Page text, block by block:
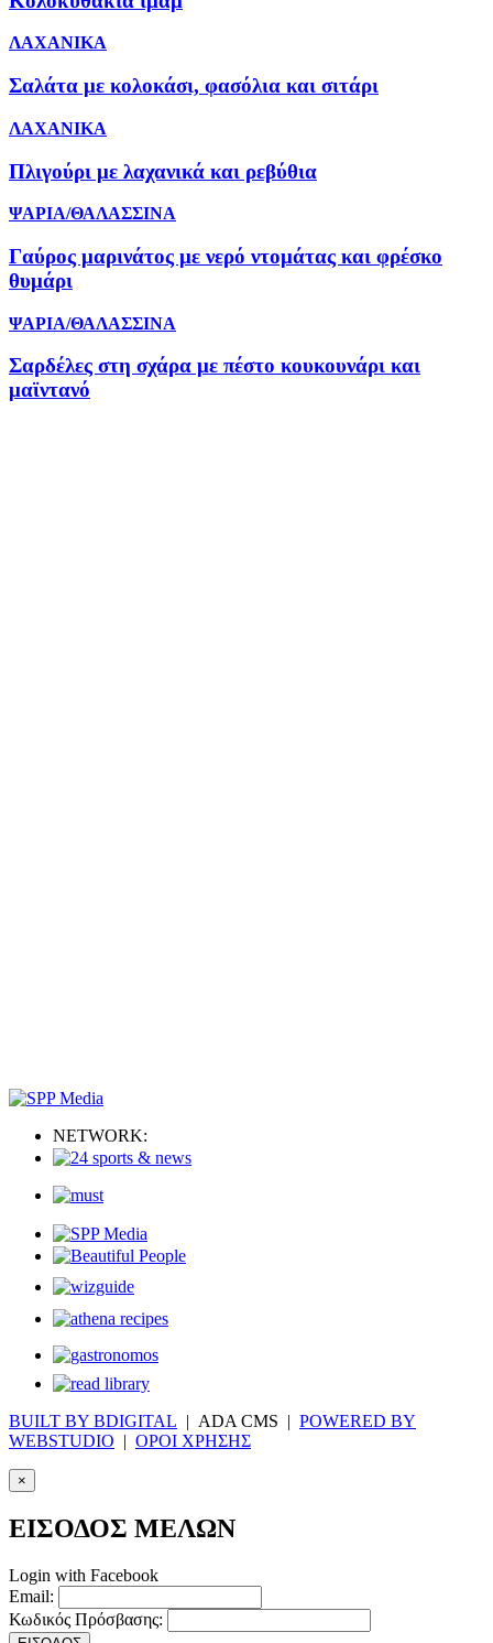
ΛΑΧΑΝΙΚΑ
Σαλάτα με κολοκάσι, φασόλια και σιτάρι
ΛΑΧΑΝΙΚΑ
Πλιγούρι με λαχανικά και ρεβύθια
ΨΑΡΙΑ/ΘΑΛΑΣΣΙΝΑ
Γαύρος μαρινάτος με νερό ντομάτας και φρέσκο
θυμάρι
ΨΑΡΙΑ/ΘΑΛΑΣΣΙΝΑ
Σαρδέλες στη σχάρα με πέστο κουκουνάρι και
μαϊντανό
NETWORK:
BUILT BY BDIGITAL | ADA CMS | POWERED BY
WEBSTUDIO | ΟΡΟΙ ΧΡΗΣΗΣ
×
ΕΙΣΟΔΟΣ ΜΕΛΩΝ
Login with Facebook
Email:
Κωδικός Πρόσβασης: